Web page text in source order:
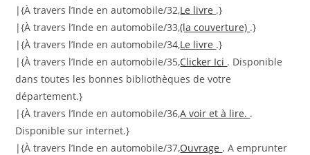
|{À travers l’Inde en automobile/32,Le livre .}
|{À travers l’Inde en automobile/33,(la couverture) .}
|{À travers l’Inde en automobile/34,Le livre .}
|{À travers l’Inde en automobile/35,Clicker Ici . Disponible
dans toutes les bonnes bibliothèques de votre
département.}
|{À travers l’Inde en automobile/36,A voir et à lire. .
Disponible sur internet.}
|{À travers l’Inde en automobile/37,Ouvrage . A emprunter